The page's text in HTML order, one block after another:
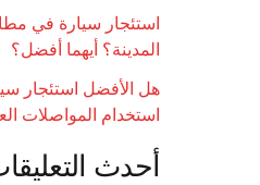
استئجار سيارة في
المدينة؟ أيهما أفضل؟
هل الأفضل استئجار
استخدام المواصلات
أحدث